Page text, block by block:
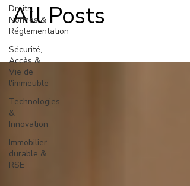
Droits,
Normes &
Réglementation
Sécurité,
Accès &
Vie de
l'immeuble
Technologies
&
Innovation
Immobilier
durable &
RSE
All Posts